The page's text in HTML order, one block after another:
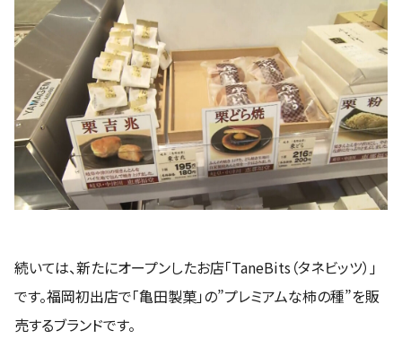
続いては、新たにオープンしたお店「TaneBits（タネビッツ）」
です。福岡初出店で「亀田製菓」の”プレミアムな柿の種”を販
売するブランドです。